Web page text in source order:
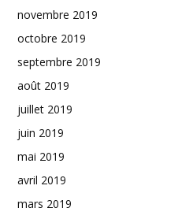
novembre 2019
octobre 2019
septembre 2019
août 2019
juillet 2019
juin 2019
mai 2019
avril 2019
mars 2019